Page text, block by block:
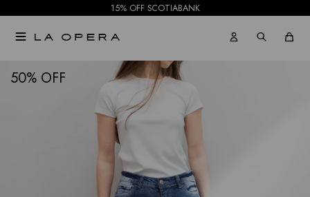
15% OFF SCOTIABANK

50 NOTIFICARME